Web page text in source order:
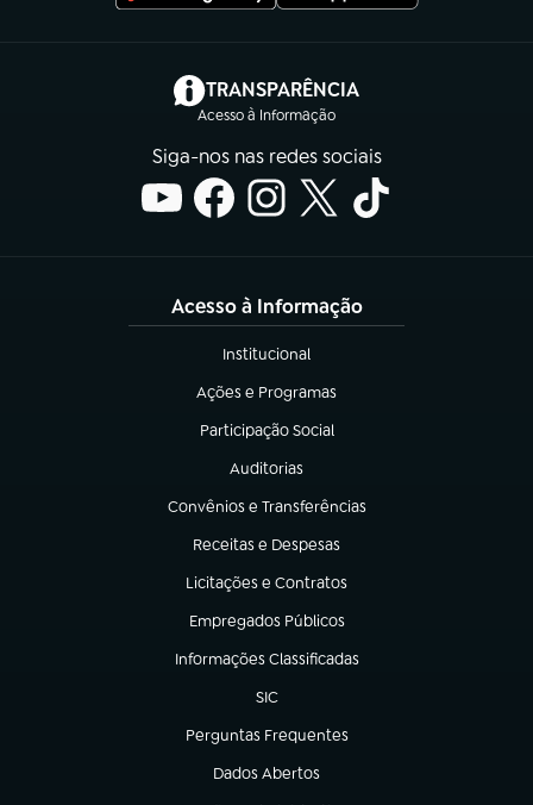
TRANSPARÊNCIA
Acesso à Informação
(abre em nova aba)
Siga-nos nas redes sociais
Acesso à Informação
Institucional
(abre em nova aba)
Ações e Programas
(abre em nova aba)
Participação Social
(abre em nova aba)
Auditorias
(abre em nova aba)
Convênios e Transferências
(abre em nova aba)
Receitas e Despesas
(abre em nova aba)
Licitações e Contratos
(abre em nova aba)
Empregados Públicos
(abre em nova aba)
Informações Classificadas
(abre em nova aba)
SIC
(abre em nova aba)
Perguntas Frequentes
(abre em nova aba)
Dados Abertos
(abre em nova aba)